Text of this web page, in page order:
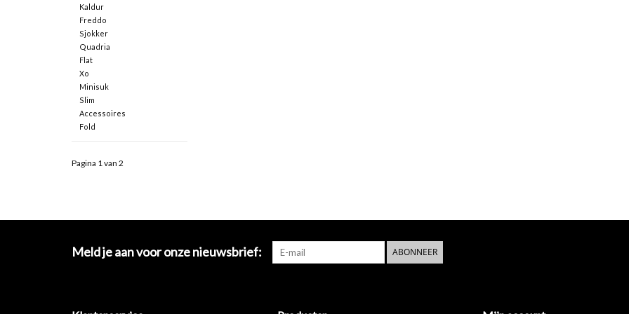
Kaldur
Freddo
Sjokker
Quadria
Flat
Xo
Minisuk
Slim
Accessoires
Fold
Pagina 1 van 2
Meld je aan voor onze nieuwsbrief: ABONNEER